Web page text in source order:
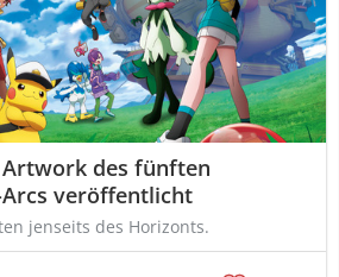
Artwork des fünften
veröffentlicht
jenseits des Horizonts.